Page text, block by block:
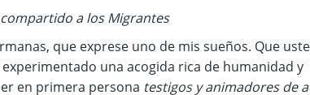
a los Migrantes
que exprese uno de mis sueños. Que
una acogida rica de humanidad y
en primera persona testigos y animadores de